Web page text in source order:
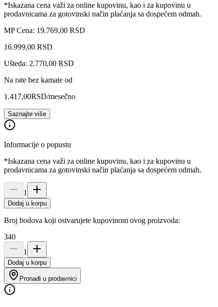
*Iskazana cena važi za online kupovinu, kao i za kupovinu u
prodavnicama za gotovinski način plaćanja sa dospećem odmah.
MP Cena: 19.769,00 RSD
16.999,00 RSD
Ušteda: 2.770,00 RSD
Na rate bez kamate od
1.417,00RSD/mesečno
Saznajte više
Informacije o popustu
*Iskazana cena važi za online kupovinu, kao i za kupovinu u
prodavnicama za gotovinski način plaćanja sa dospećem odmah.
1
Dodaj u korpu
Broj bodova koji ostvarujete kupovinom ovog proizvoda:
340
1
Dodaj u korpu
Pronađi u prodavnici